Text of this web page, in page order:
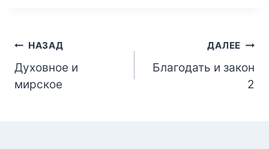
Навигация
по
НАЗАД
Духовное и
мирское
ДАЛЕЕ
Благодать и закон
2